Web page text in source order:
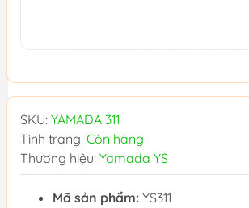
SKU: YAMADA 311
Tình trạng: Còn hàng
Thương hiệu: Yamada YS
Mã sản phẩm: YS311